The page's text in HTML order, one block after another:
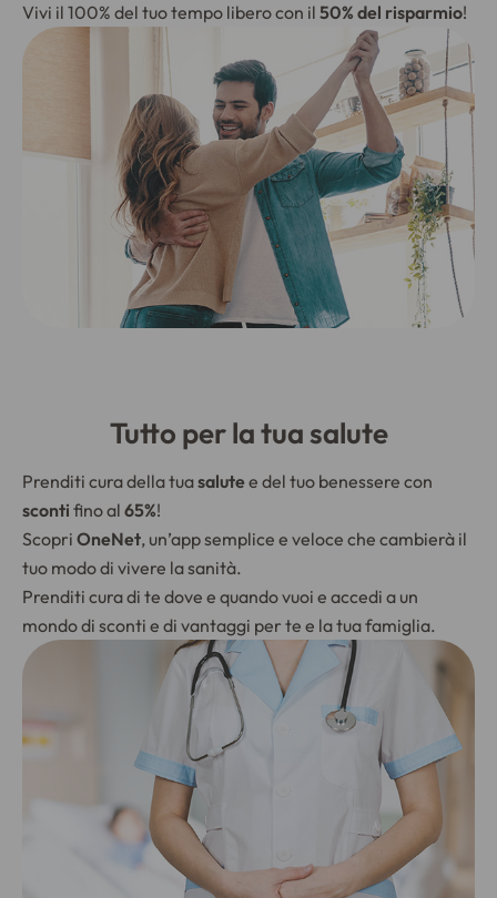
Vivi il 100% del tuo tempo libero con il 50% del risparmio!
Tutto per la tua salute
Prenditi cura della tuasalutee del tuo benessere con
sconti fino al 65%!
Scopri OneNet, un’app semplice e veloce che cambierà il
tuo modo di vivere la sanità.
Prenditi cura di te dove e quando vuoi e accedi a un
mondo di sconti e di vantaggi per te e la tua famiglia.